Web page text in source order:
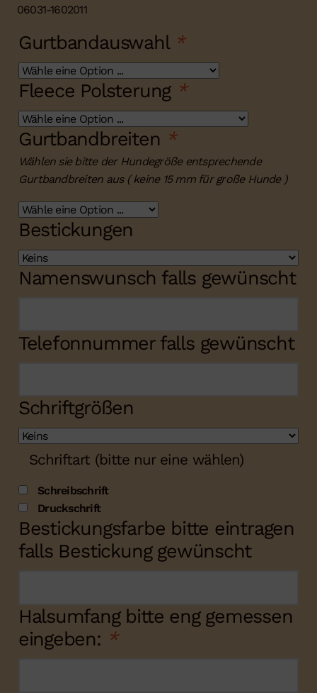
06031-1602011
Gurtbandauswahl *
Fleece Polsterung *
Gurtbandbreiten *
Wählen sie bitte der Hundegröße entsprechende
Gurtbandbreiten aus ( keine 15 mm für große Hunde )
Bestickungen
Namenswunsch falls gewünscht
Telefonnummer falls gewünscht
Schriftgrößen
Schriftart (bitte nur eine wählen)
Schreibschrift
Druckschrift
Bestickungsfarbe bitte eintragen
falls Bestickung gewünscht
Halsumfang bitte eng gemessen
eingeben: *